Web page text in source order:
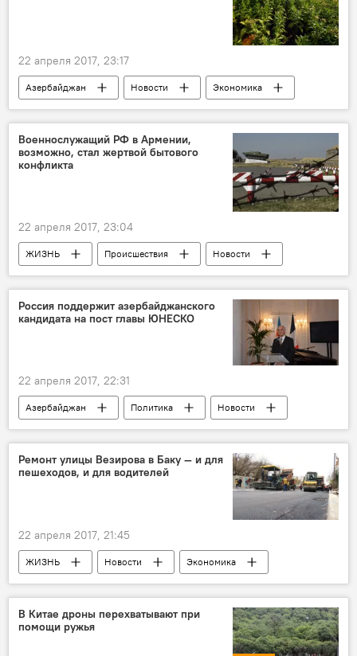
22 апреля 2017, 23:17
Азербайджан Новости
Экономика
Кабинет министров АР
Отмена
Импорт
Таможенные пошлины
Семена табака
Саженцы
Военнослужащий РФ в Армении,
возможно, стал жертвой бытового
конфликта
22 апреля 2017, 23:04
ЖИЗНЬ Происшествия
Новости
Новости мира
Россия
Армения
Гюмри
Россия поддержит азербайджанского
кандидата на пост главы ЮНЕСКО
22 апреля 2017, 22:31
Азербайджан Политика
Новости
Новости мира
Ремонт улицы Везирова в Баку — и для
пешеходов, и для водителей
22 апреля 2017, 21:45
ЖИЗНЬ Новости
Экономика
Баку
Хатаинский район
ОАО Azəravtoyol
Дорога
Улица
В Китае дроны перехватывают при
помощи ружья